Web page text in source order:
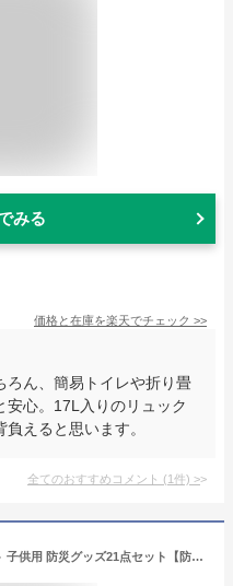
みる
価格と在庫を楽天でチェック >>
ろん、簡易トイレや折り畳
心。17L入りのリュック
えると思います。
全てのおすすめコメント (1件) >
【レビュー特典あり】防災セット 子供用 防災グッズ21点セット【防災セット 防災グッズ 非常持ち出し袋 非常持出袋 避難セット 避難グッズ 防災リュック子供】